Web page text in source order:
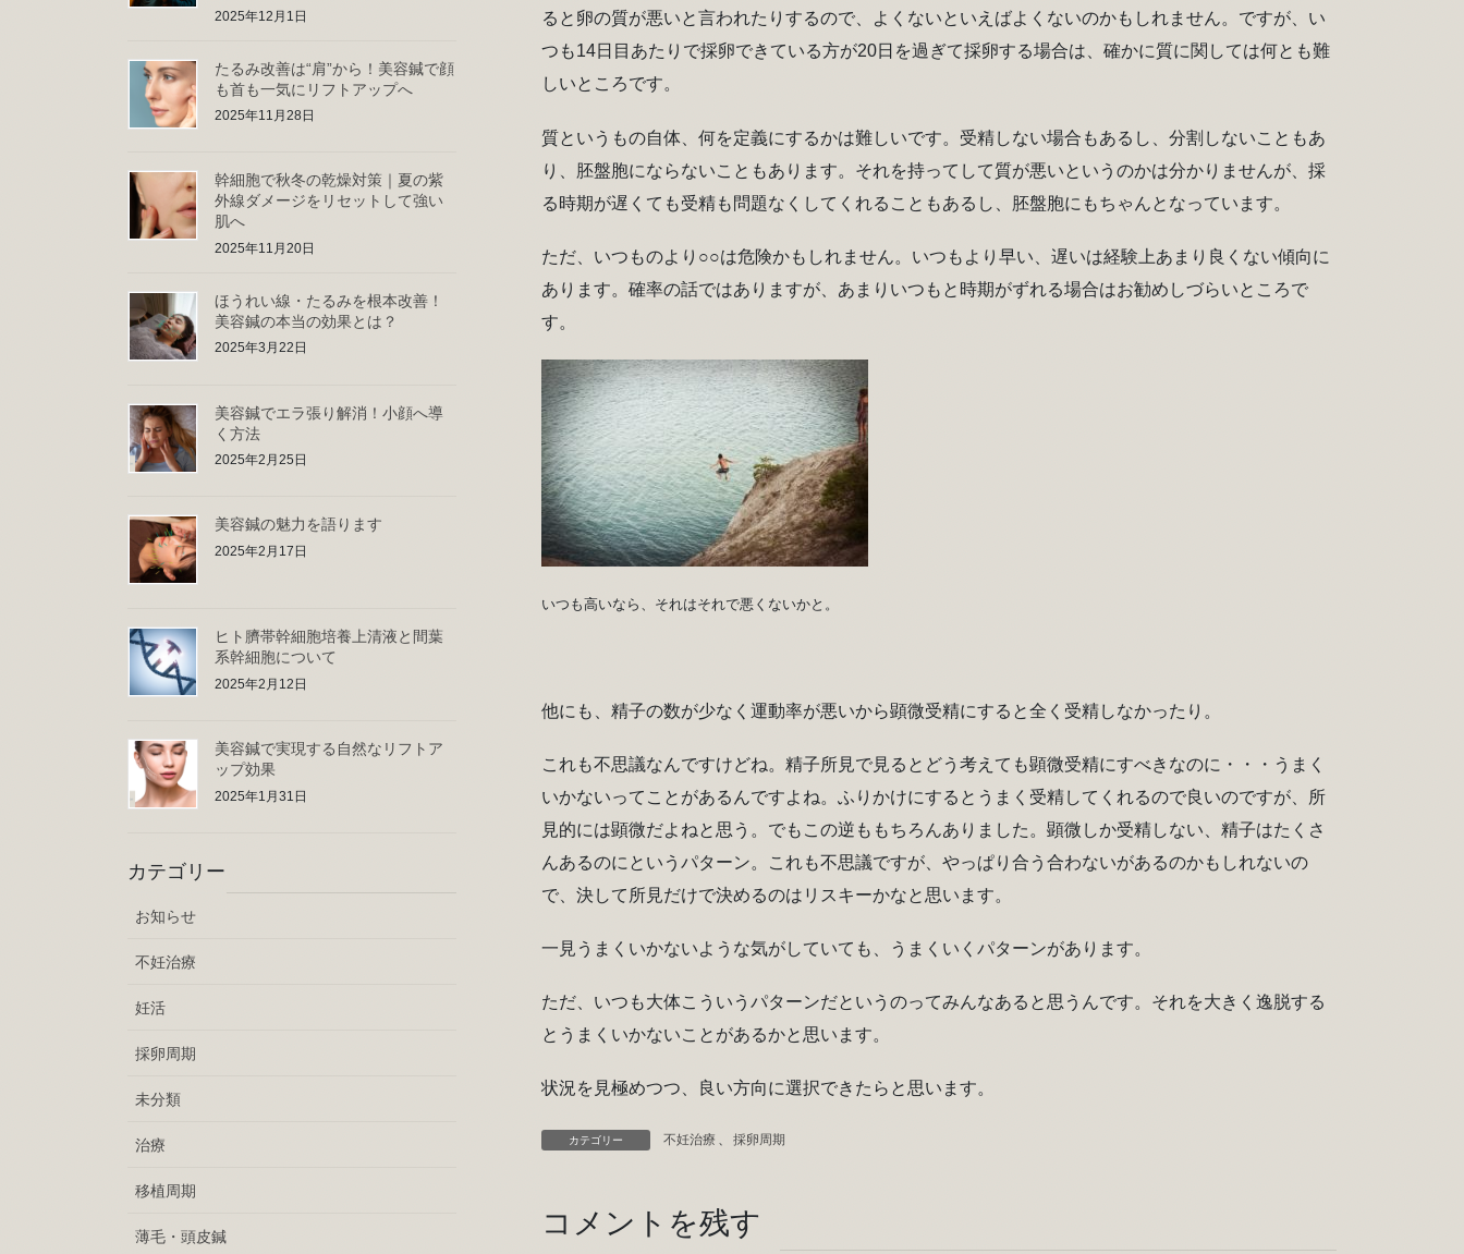
ると卵の質が悪いと言われたりするので、よくないといえばよくないのかもしれません。ですが、い
つも14日目あたりで採卵できている方が20日を過ぎて採卵する場合は、確かに質に関しては何とも難
しいところです。
質というもの自体、何を定義にするかは難しいです。受精しない場合もあるし、分割しないこともあ
り、胚盤胞にならないこともあります。それを持ってして質が悪いというのかは分かりませんが、採
る時期が遅くても受精も問題なくしてくれることもあるし、胚盤胞にもちゃんとなっています。
ただ、いつものより○○は危険かもしれません。いつもより早い、遅いは経験上あまり良くない傾向に
あります。確率の話ではありますが、あまりいつもと時期がずれる場合はお勧めしづらいところで
す。
いつも高いなら、それはそれで悪くないかと。
他にも、精子の数が少なく運動率が悪いから顕微受精にすると全く受精しなかったり。
これも不思議なんですけどね。精子所見で見るとどう考えても顕微受精にすべきなのに・・・うまく
いかないってことがあるんですよね。ふりかけにするとうまく受精してくれるので良いのですが、所
見的には顕微だよねと思う。でもこの逆ももちろんありました。顕微しか受精しない、精子はたくさ
んあるのにというパターン。これも不思議ですが、やっぱり合う合わないがあるのかもしれないの
で、決して所見だけで決めるのはリスキーかなと思います。
一見うまくいかないような気がしていても、うまくいくパターンがあります。
ただ、いつも大体こういうパターンだというのってみんなあると思うんです。それを大きく逸脱する
とうまくいかないことがあるかと思います。
状況を見極めつつ、良い方向に選択できたらと思います。
カテゴリー 不妊治療 採卵周期
コメントを残す
2025年12月1日
たるみ改善は“肩”から！美容鍼で顔
も首も一気にリフトアップへ
2025年11月28日
幹細胞で秋冬の乾燥対策｜夏の紫
外線ダメージをリセットして強い
肌へ
2025年11月20日
ほうれい線・たるみを根本改善！
美容鍼の本当の効果とは？
2025年3月22日
美容鍼でエラ張り解消！小顔へ導
く方法
2025年2月25日
美容鍼の魅力を語ります
2025年2月17日
ヒト臍帯幹細胞培養上清液と間葉
系幹細胞について
2025年2月12日
美容鍼で実現する自然なリフトア
ップ効果
2025年1月31日
カテゴリー
お知らせ
不妊治療
妊活
採卵周期
未分類
治療
移植周期
薄毛・頭皮鍼